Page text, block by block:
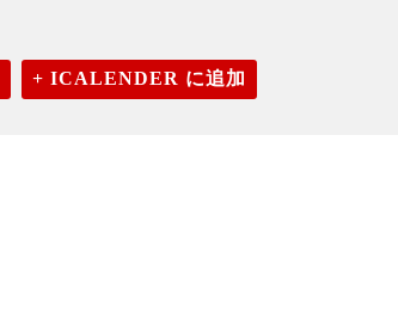
+ ICALENDER に追加